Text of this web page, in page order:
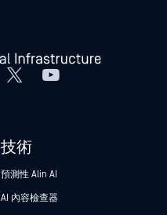
技術
預測性 Alin AI
AI 內容檢查器